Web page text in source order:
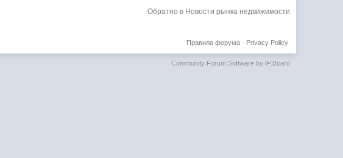
Обратно в Новости рынка недвижимости
Privacy Policy
Правила форума·
Community Forum Software by IP.Board